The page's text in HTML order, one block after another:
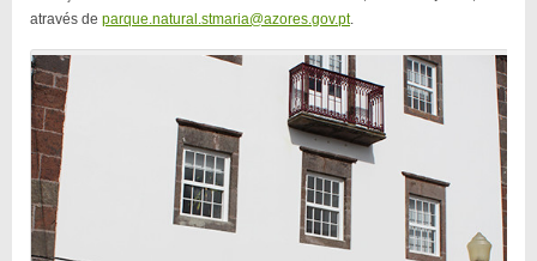
através de parque.natural.stmaria@azores.gov.pt.